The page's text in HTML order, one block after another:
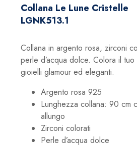
Collana Le Lune Cristelle
LGNK513.1
Collana in argento rosa, zirconi
perle d’acqua dolce. Colora il
gioielli glamour ed eleganti.
Argento rosa 925
Lunghezza collana: 90 cm
allungo
Zirconi colorati
Perle d’acqua dolce